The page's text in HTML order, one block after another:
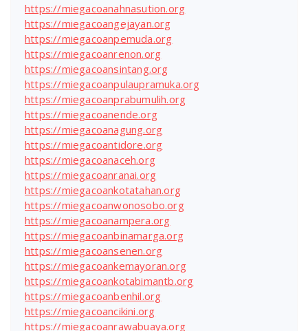
https://miegacoanahnasution.org
https://miegacoangejayan.org
https://miegacoanpemuda.org
https://miegacoanrenon.org
https://miegacoansintang.org
https://miegacoanpulaupramuka.org
https://miegacoanprabumulih.org
https://miegacoanende.org
https://miegacoanagung.org
https://miegacoantidore.org
https://miegacoanaceh.org
https://miegacoanranai.org
https://miegacoankotatahan.org
https://miegacoanwonosobo.org
https://miegacoanampera.org
https://miegacoanbinamarga.org
https://miegacoansenen.org
https://miegacoankemayoran.org
https://miegacoankotabimantb.org
https://miegacoanbenhil.org
https://miegacoancikini.org
https://miegacoanrawabuaya.org